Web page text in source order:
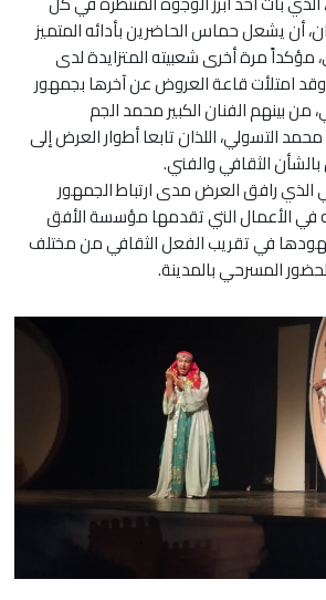
أن يشعل حماس الحاضرين بأدائه المتميز
مرة أخرى شعبيته المتزايدة لدى
وقد امتلأت قاعة العروض عن آخرها بجمهور
بينهم الفنان الكبير محمد الجم
التسولي، اللذان تابعا أطوار العرض إلى
الثقافي والفني.
الذي رافق العرض مدى ارتباط الجمهور
في الأعمال التي تقدمها مؤسسة الأفق
في تقريب الفعل الثقافي من مختلف
المسرحي بالمدينة.